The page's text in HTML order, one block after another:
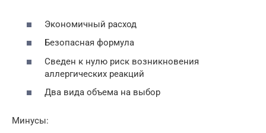
Экономичный расход
Безопасная формула
Сведен к нулю риск возникновения
аллергических реакций
Два вида объема на выбор
Минусы: